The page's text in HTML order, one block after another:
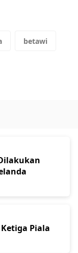
betawi
Piala